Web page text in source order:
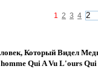
1 2 3 4
Который Видел
Qui A Vu L'ours